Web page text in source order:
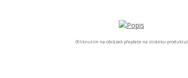
(Kliknutím na obrázek přejdete na stránku produktu)